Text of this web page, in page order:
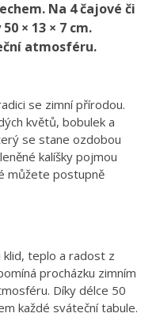
Na 4 čajové či
× 13 × 7 cm.
atmosféru.
se zimní přírodou.
květů, bobulek a
se stane ozdobou
kalíšky pojmou
můžete postupně
teplo a radost z
procházku zimním
Díky délce 50
každé sváteční tabule.